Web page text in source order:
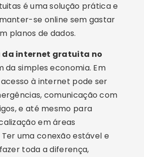
é uma solução prática e
se online sem gastar
planos de dados.
internet gratuita no
da simples economia. Em
à internet pode ser
comunicação com
e até mesmo para
em áreas
uma conexão estável e
toda a diferença,